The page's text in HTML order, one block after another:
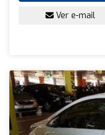
Ver e-mail